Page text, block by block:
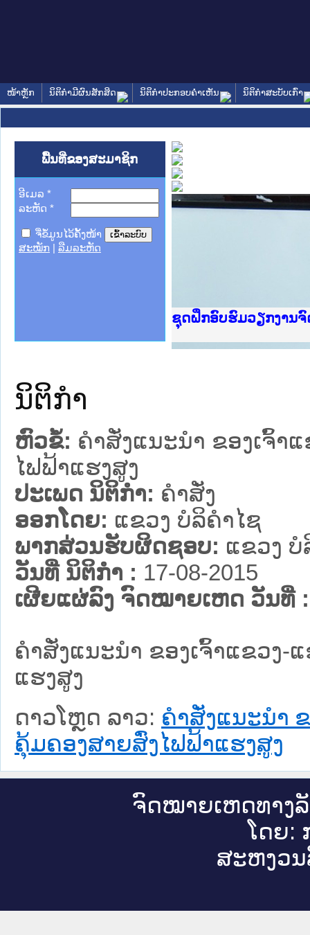
ໜ້າຫຼັກ ນິຕິກໍາມີຜົນສັກສິດ ນິຕິກໍາປະກອບຄໍາເຫັນ ນິຕິກໍາສະບັບເກົ່າ
ພື້ນທີ່ຂອງສະມາຊິກ
ອີເມລ *
ລະຫັດ *
ຈື່ຂໍ້ມູນໄວ້ຄັ້ງໜ້າ
ສະໝັກ
ລືມລະຫັດ
Ministry of Justice
ເຜີຍແຜ່ວັບໄຊຈົດໝາຍ
ກະຊວງຍຸຕິທຳ
ຊຸດຝຶກອົບຮົມວຽກງານ
ກອງປະຊຸມທົບທວນຄືນ
ຝຶກອົບຮົມ ຜູ່ປະສານງາ
ຝຶກອົບຮົມ ຜູ່ປະສານງາ
ເຜີຍແຜ່ແອັບກົດໝາຍລ
ເຜີຍແຜ່ແອັບກົດໝາຍລ
ຍົກລະດັບວຽກງານຈົດ
ຊຸດຝຶກອົບຮົມວຽກງານ
ນິຕິກໍາ
ຫົວຂໍ້: ຄຳສັ່ງແນະນຳ ຂອງເຈົ້າ
ໄຟຟ້າແຮງສູງ
ປະເພດ ນິຕິກໍາ: ຄໍາສັ່ງ
ອອກໂດຍ: ແຂວງ ບໍລິຄໍາໄຊ
ພາກສ່ວນຮັບຜິດຊອບ: ແຂວງ ບໍ
ວັນທີ່ ນິຕິກໍາ : 17-08-2015
ເຜີຍແຜ່ລົງ ຈົດໝາຍເຫດ ວັນທີ່ :
ຄຳສັ່ງແນະນຳ ຂອງເຈົ້າແຂວງ-
ແຮງສູງ
ດາວໂຫຼດ ລາວ: ຄຳສັ່ງແນະນຳ
ຄຸ້ມຄອງສາຍສົ່ງໄຟຟ້າແຮງສູງ
ຈົດ​ໝາຍ​ເຫດ​ທາງ​
ໂດຍ:
ສະ​ຫງວນ​